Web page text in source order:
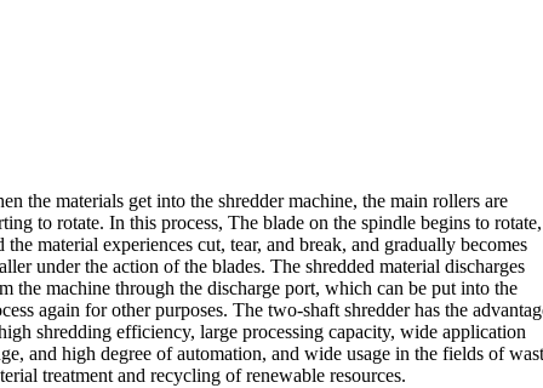
the materials get into the shredder machine,the main rollers are
to rotate.In this process,The blade on the spindle begins to rotate,
the material experiences cut,tear,and break,and gradually becomes
under the action of the blades.The shredded material discharges
the machine through the discharge port,which can be put into the
again for other purposes.The two-shaft shredder has the
shredding efficiency,large processing capacity,wide application
,and high degree of automation,and wide usage in the fields of
treatment and recycling of renewable resources.